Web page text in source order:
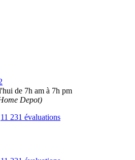
de 7h am à 7h pm
Depot)
11 231 évaluations